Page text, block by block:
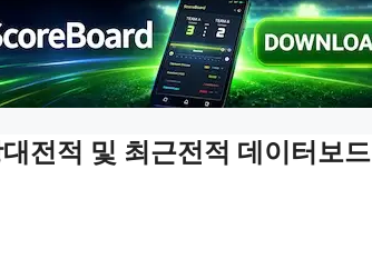
전적 및 최근전적 데이터보드